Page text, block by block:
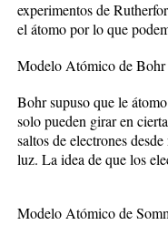
experimentos de
el átomo por lo que
Modelo Atómico de Bohr
Bohr supuso que le
solo pueden girar en
saltos de electrones
luz. La idea de que los
Modelo Atómico de